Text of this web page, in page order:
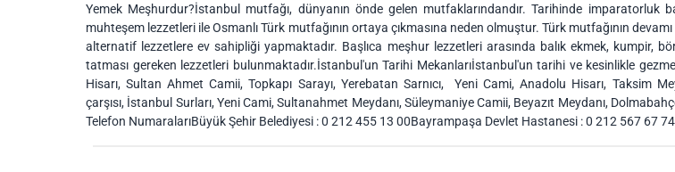
Yemek Meşhurdur?İstanbul mutfağı, dünyanın önde gelen mutfaklarındandır. Tarihinde
muhteşem lezzetleri ile Osmanlı Türk mutfağının ortaya çıkmasına neden olmuştur. Türk mutfağının
alternatif lezzetlere ev sahipliği yapmaktadır. Başlıca meşhur lezzetleri arasında balık ekmek, kumpir,
tatması gereken lezzetleri bulunmaktadır.İstanbul'un Tarihi Mekanlarıİstanbul'un tarihi ve kesinlikle
Hisarı, Sultan Ahmet Camii, Topkapı Sarayı, Yerebatan Sarnıcı, Yeni Cami, Anadolu Hisarı, Taksim
çarşısı, İstanbul Surları, Yeni Cami, Sultanahmet Meydanı, Süleymaniye Camii, Beyazıt Meydanı,
Telefon NumaralarıBüyük Şehir Belediyesi : 0 212 455 13 00Bayrampaşa Devlet Hastanesi : 0 212 567 67